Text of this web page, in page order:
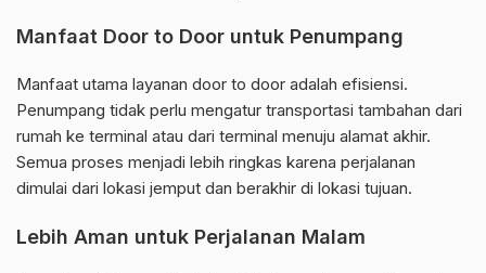
Manfaat Door to Door untuk Penumpang
Manfaat utama layanan door to door adalah efisiensi.
Penumpang tidak perlu mengatur transportasi tambahan dari
rumah ke terminal atau dari terminal menuju alamat akhir.
Semua proses menjadi lebih ringkas karena perjalanan
dimulai dari lokasi jemput dan berakhir di lokasi tujuan.
Lebih Aman untuk Perjalanan Malam